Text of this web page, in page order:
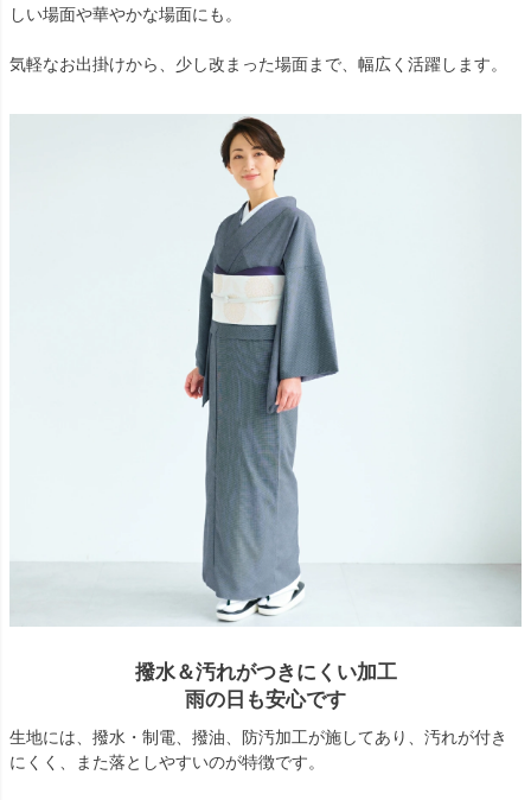
しい場面や華やかな場面にも。
気軽なお出掛けから、少し改まった場面まで、幅広く活躍します。
撥水＆汚れがつきにくい加工
雨の日も安心です
生地には、撥水・制電、撥油、防汚加工が施してあり、汚れが付き
にくく、また落としやすいのが特徴です。